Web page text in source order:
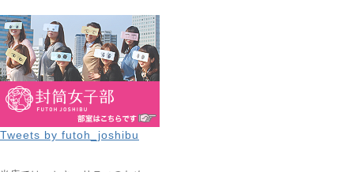
Tweets by futoh_joshibu